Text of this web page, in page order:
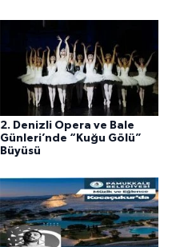
2. Denizli Opera ve Bale
Günleri’nde “Kuğu Gölü”
Büyüsü